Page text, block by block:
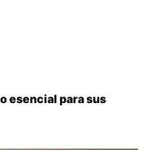
esencial para sus